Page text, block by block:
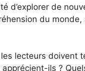
d’explorer de
du
lecteurs doivent
ils ?